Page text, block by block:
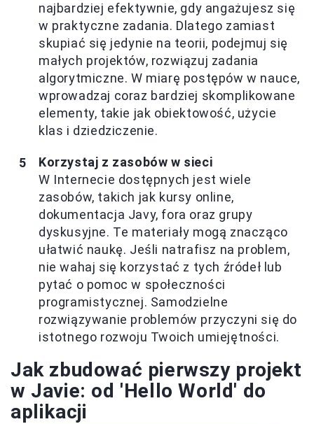
najbardziej efektywnie, gdy angażujesz się
w praktyczne zadania. Dlatego zamiast
skupiać się jedynie na teorii, podejmuj się
małych projektów, rozwiązuj zadania
algorytmiczne. W miarę postępów w nauce,
wprowadzaj coraz bardziej skomplikowane
elementy, takie jak obiektowość, użycie
klas i dziedziczenie.
Korzystaj z zasobów w sieci
W Internecie dostępnych jest wiele
zasobów, takich jak kursy online,
dokumentacja Javy, fora oraz grupy
dyskusyjne. Te materiały mogą znacząco
ułatwić naukę. Jeśli natrafisz na problem,
nie wahaj się korzystać z tych źródeł lub
pytać o pomoc w społeczności
programistycznej. Samodzielne
rozwiązywanie problemów przyczyni się do
istotnego rozwoju Twoich umiejętności.
Jak zbudować pierwszy projekt
w Javie: od 'Hello World' do
aplikacji